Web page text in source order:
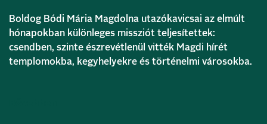
Boldog Bódi Mária Magdolna utazókavicsai az elmúlt
hónapokban különleges missziót teljesítettek:
csendben, szinte észrevétlenül vitték Magdi hírét
templomokba, kegyhelyekre és történelmi városokba.